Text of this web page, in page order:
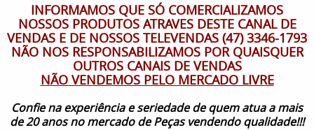
INFORMAMOS QUE SÓ COMERCIALIZAMOS
NOSSOS PRODUTOS ATRAVES DESTE CANAL DE
VENDAS E DE NOSSOS TELEVENDAS (47) 3346-1793
NÃO NOS RESPONSABILIZAMOS POR QUAISQUER
OUTROS CANAIS DE VENDAS
NÃO VENDEMOS PELO MERCADO LIVRE
Confie na experiência e seriedade de quem atua a mais
de 20 anos no mercado de Peças vendendo qualidade!!!